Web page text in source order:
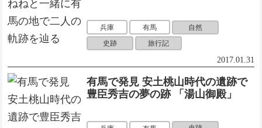
兵庫 有馬
自然
史跡
旅行記
2017.01.31
有馬で発見 安土桃山時代の遺跡で
豊臣秀吉の夢の跡 「湯山御殿」